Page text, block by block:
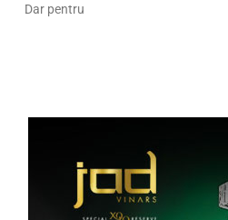
Dar pentru